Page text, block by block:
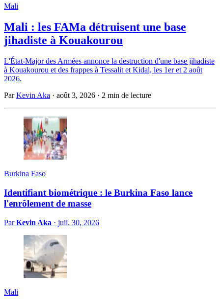
Mali
Mali : les FAMa détruisent une base
jihadiste à Kouakourou
L'État-Major des Armées annonce la destruction d'une base jihadiste
à Kouakourou et des frappes à Tessalit et Kidal, les 1er et 2 août
2026.
ParKevin Aka · août 3, 2026 · 2 min de lecture
Burkina Faso
Identifiant biométrique : le Burkina Faso lance
l'enrôlement de masse
ParKevin Aka · juil. 30, 2026
Mali